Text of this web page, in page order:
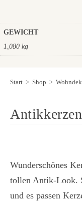
GEWICHT
1,080 kg
Start > Shop >
Wunderschönes
tollen Antik-Look.
und es passen